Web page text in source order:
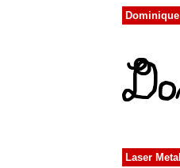
Dominique
Laser Metal